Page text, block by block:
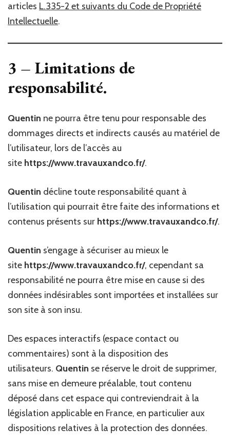
articles L.335-2 et suivants du Code de Propriété
Intellectuelle.
3 – Limitations de
responsabilité.
Quentin ne pourra être tenu pour responsable des
dommages directs et indirects causés au matériel de
l’utilisateur, lors de l’accès au
site https://www.travauxandco.fr/.
Quentin décline toute responsabilité quant à
l’utilisation qui pourrait être faite des informations et
contenus présents sur https://www.travauxandco.fr/.
Quentin s’engage à sécuriser au mieux le
site https://www.travauxandco.fr/, cependant sa
responsabilité ne pourra être mise en cause si des
données indésirables sont importées et installées sur
son site à son insu.
Des espaces interactifs (espace contact ou
commentaires) sont à la disposition des
utilisateurs. Quentin se réserve le droit de supprimer,
sans mise en demeure préalable, tout contenu
déposé dans cet espace qui contreviendrait à la
législation applicable en France, en particulier aux
dispositions relatives à la protection des données.